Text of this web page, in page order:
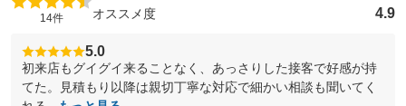
14件 オススメ度 4.9
5.0
初来店もグイグイ来ることなく、あっさりした接客で好感が持
てた。見積もり以降は親切丁寧な対応で細かい相談も聞いてく